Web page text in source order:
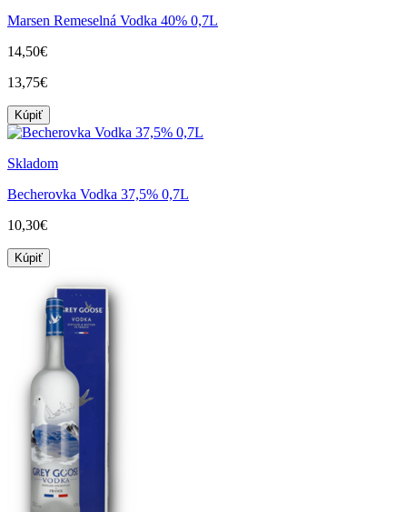
Marsen Remeselná Vodka 40% 0,7L
14,50€
13,75€
Kúpiť
Skladom
Becherovka Vodka 37,5% 0,7L
10,30€
Kúpiť